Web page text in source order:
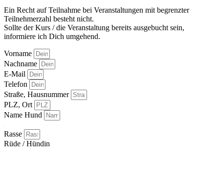
Ein Recht auf Teilnahme bei Veranstaltungen mit begrenzter
Teilnehmerzahl besteht nicht.
Sollte der Kurs / die Veranstaltung bereits ausgebucht sein,
informiere ich Dich umgehend.
Vorname
Nachname
E-Mail
Telefon
Straße, Hausnummer
PLZ, Ort
Name Hund
Rasse
Rüde / Hündin